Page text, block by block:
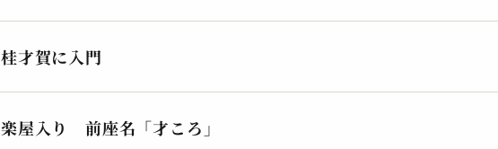
桂才賀に入門
楽屋入り 前座名「才ころ」